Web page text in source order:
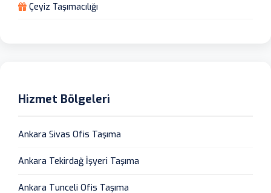
Çeyiz Taşımacılığı
Hizmet Bölgeleri
Ankara Sivas Ofis Taşıma
Ankara Tekirdağ İşyeri Taşıma
Ankara Tunceli Ofis Taşıma